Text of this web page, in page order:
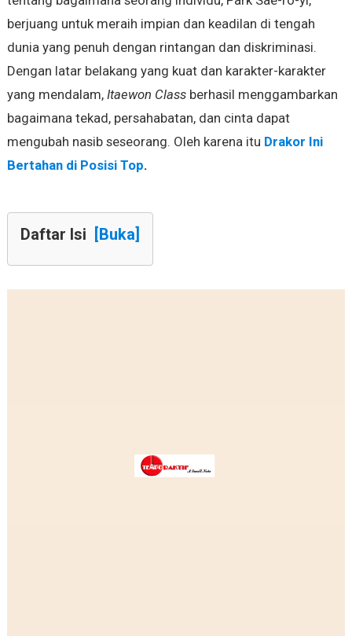
berjuang untuk meraih impian dan keadilan di tengah
dunia yang penuh dengan rintangan dan diskriminasi.
Dengan latar belakang yang kuat dan karakter-karakter
yang mendalam, Itaewon Classberhasil menggambarkan
bagaimana tekad, persahabatan, dan cinta dapat
mengubah nasib seseorang. Oleh karena itu Drakor Ini
Bertahan di Posisi Top.
Daftar Isi [Buka]